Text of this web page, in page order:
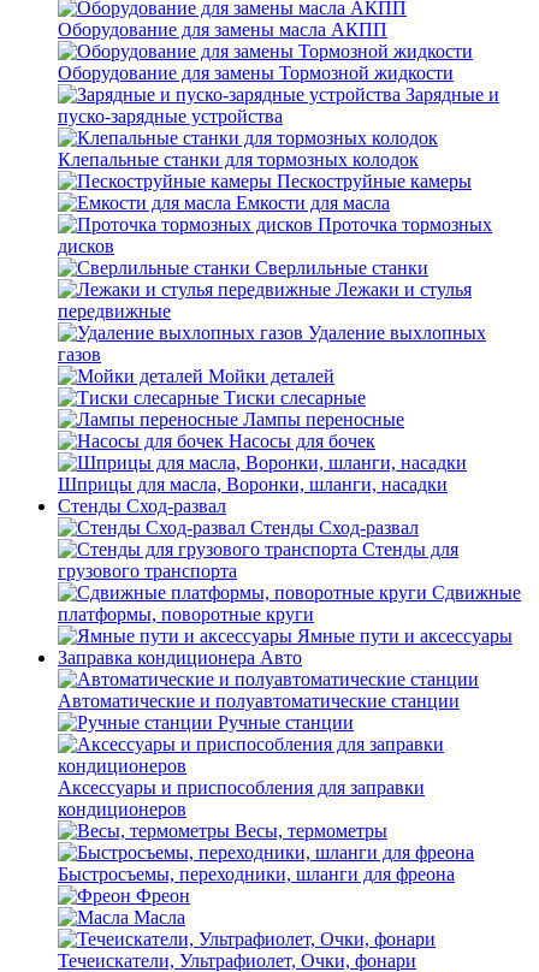
Оборудование для замены масла АКПП
Оборудование для замены Тормозной жидкости
Зарядные и
пуско-зарядные устройства
Клепальные станки для тормозных колодок
Пескоструйные камеры
Емкости для масла
Проточка тормозных
дисков
Сверлильные станки
Лежаки и стулья
передвижные
Удаление выхлопных
газов
Мойки деталей
Тиски слесарные
Лампы переносные
Насосы для бочек
Шприцы для масла, Воронки, шланги, насадки
Стенды Сход-развал
Стенды Сход-развал
Стенды для
грузового транспорта
Сдвижные
платформы, поворотные круги
Ямные пути и аксессуары
Заправка кондиционера Авто
Автоматические и полуавтоматические станции
Ручные станции
Аксессуары и приспособления для заправки
кондиционеров
Весы, термометры
Быстросъемы, переходники, шланги для фреона
Фреон
Масла
Течеискатели, Ультрафиолет, Очки, фонари